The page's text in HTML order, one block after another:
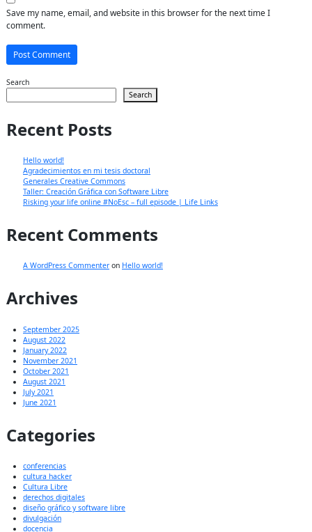
Save my name, email, and website in this browser for the next time I
comment.
Search
Search
Recent Posts
Hello world!
Agradecimientos en mi tesis doctoral
Generales Creative Commons
Taller: Creación Gráfica con Software Libre
Risking your life online #NoEsc – full episode | Life Links
Recent Comments
A WordPress Commenteron Hello world!
Archives
September 2025
August 2022
January 2022
November 2021
October 2021
August 2021
July 2021
June 2021
Categories
conferencias
cultura hacker
Cultura Libre
derechos digitales
diseño gráfico y software libre
divulgación
docencia